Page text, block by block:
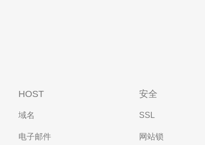
HOST
域名
电子邮件
安全
SSL
网站锁